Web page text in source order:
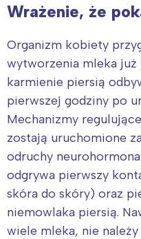
Wrażenie, że
Organizm kobiety
wytworzenia mleka już
karmienie piersią
pierwszej godziny po
Mechanizmy
zostają uruchomione
odruchy
odgrywa pierwszy
skóra do skóry) oraz
niemowlaka piersią.
wiele mleka, nie